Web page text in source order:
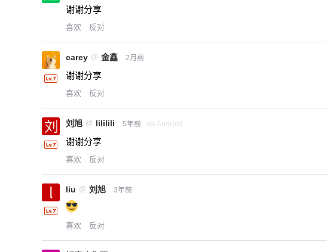
谢谢分享
喜欢 反对
carey @ 金鑫 2月前
谢谢分享
喜欢 反对
刘旭 @ lililili 5年前 via Android
谢谢分享
喜欢 反对
liu @ 刘旭 3年前
喜欢 反对